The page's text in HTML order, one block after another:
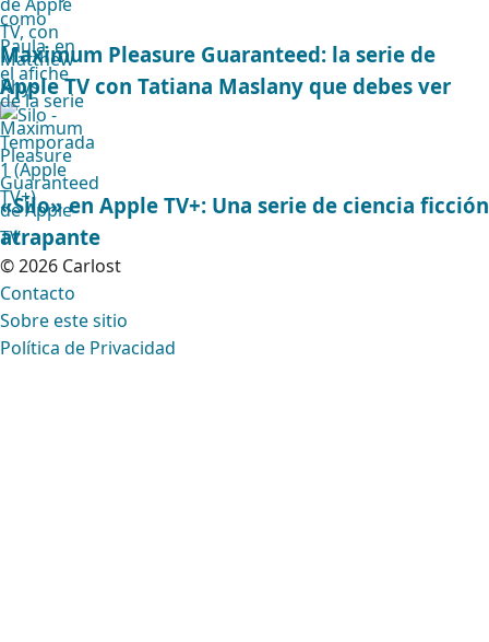
Maximum Pleasure Guaranteed: la serie de
Apple TV con Tatiana Maslany que debes ver
«Silo» en Apple TV+: Una serie de ciencia ficción
atrapante
© 2026 Carlost
Contacto
Sobre este sitio
Política de Privacidad